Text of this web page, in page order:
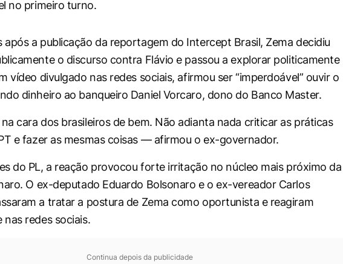
no primeiro turno.
após a publicação da reportagem do Intercept Brasil, Zema decidiu
o discurso contra Flávio e passou a explorar politicamente
vídeo divulgado nas redes sociais, afirmou ser “imperdoável” ouvir o
dinheiro ao banqueiro Daniel Vorcaro, dono do Banco Master.
cara dos brasileiros de bem. Não adianta nada criticar as práticas
e fazer as mesmas coisas — afirmou o ex-governador.
do PL, a reação provocou forte irritação no núcleo mais próximo da
O ex-deputado Eduardo Bolsonaro e o ex-vereador Carlos
a tratar a postura de Zema como oportunista e reagiram
nas redes sociais.
Continua depois da publicidade